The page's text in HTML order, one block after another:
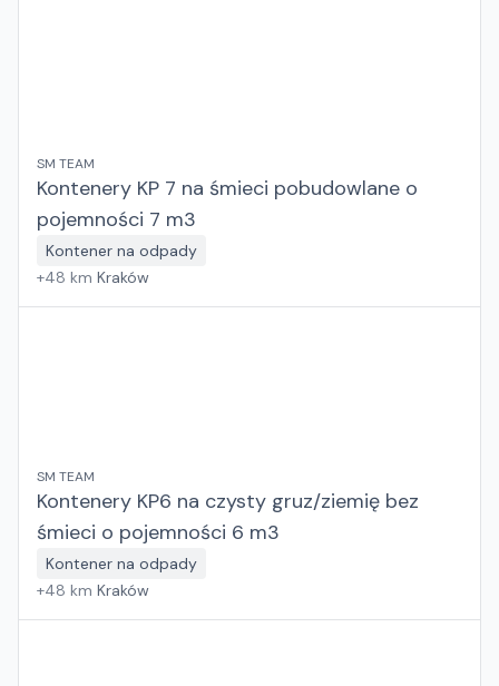
SM TEAM
Kontenery KP 7 na śmieci pobudowlane o
pojemności 7 m3
Kontener na odpady
+48 km Kraków
SM TEAM
Kontenery KP6 na czysty gruz/ziemię bez
śmieci o pojemności 6 m3
Kontener na odpady
+48 km Kraków